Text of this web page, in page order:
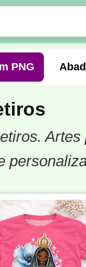
PNG
Festa Junina